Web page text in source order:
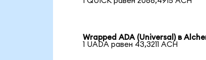
Wrapped ADA (Universal) в
1 UADA равен 43,3211 ACH